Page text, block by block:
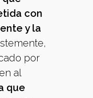
con
y la
por
al
que